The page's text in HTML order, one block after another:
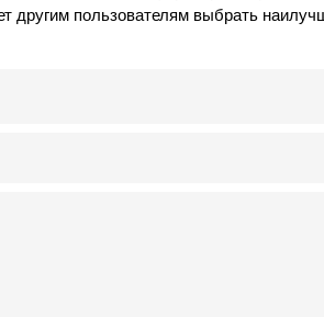
другим пользователям выбрать